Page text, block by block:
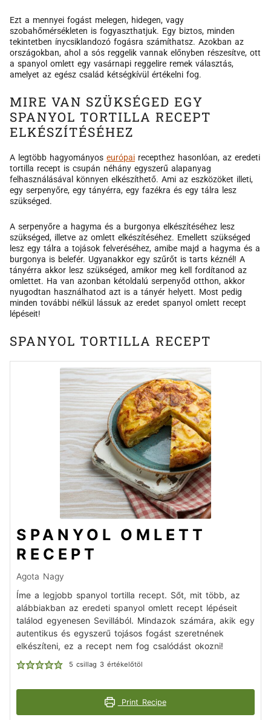
Ezt a mennyei fogást melegen, hidegen, vagy
szobahőmérsékleten is fogyaszthatjuk. Egy biztos, minden
tekintetben ínycsiklandozó fogásra számíthatsz. Azokban az
országokban, ahol a sós reggelik vannak előnyben részesítve, ott
a spanyol omlett egy vasárnapi reggelire remek választás,
amelyet az egész család kétségkívül értékelni fog.
MIRE VAN SZÜKSÉGED EGY
SPANYOL TORTILLA RECEPT
ELKÉSZÍTÉSÉHEZ
A legtöbb hagyományos európai recepthez hasonlóan, az eredeti
tortilla recept is csupán néhány egyszerű alapanyag
felhasználásával könnyen elkészíthető. Ami az eszközöket illeti,
egy serpenyőre, egy tányérra, egy fazékra és egy tálra lesz
szükséged.
A serpenyőre a hagyma és a burgonya elkészítéséhez lesz
szükséged, illetve az omlett elkészítéséhez. Emellett szükséged
lesz egy tálra a tojások felveréséhez, amibe majd a hagyma és a
burgonya is belefér. Ugyanakkor egy szűrőt is tarts kéznél! A
tányérra akkor lesz szükséged, amikor meg kell fordítanod az
omlettet. Ha van azonban kétoldalú serpenyőd otthon, akkor
nyugodtan használhatod azt is a tányér helyett. Most pedig
minden további nélkül lássuk az eredet spanyol omlett recept
lépéseit!
SPANYOL TORTILLA RECEPT
SPANYOL OMLETT
RECEPT
Agota Nagy
Íme a legjobb spanyol tortilla recept. Sőt, mit több, az
alábbiakban az eredeti spanyol omlett recept lépéseit
találod egyenesen Sevillából. Mindazok számára, akik egy
autentikus és egyszerű tojásos fogást szeretnének
elkészíteni, ez a recept nem fog csalódást okozni!
5 csillag 3értékelőtöl
Print Recipe